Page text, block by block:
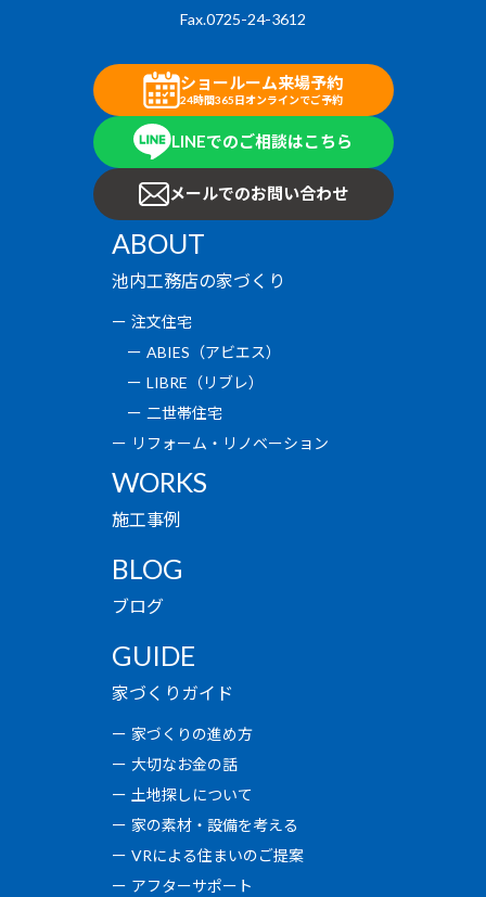
Fax.0725-24-3612
ショールーム来場予約
24時間365日オンラインでご予約
LINEでのご相談はこちら
メールでのお問い合わせ
ABOUT
池内工務店の家づくり
注文住宅
ABIES（アビエス）
LIBRE（リブレ）
二世帯住宅
リフォーム・リノベーション
WORKS
施工事例
BLOG
ブログ
GUIDE
家づくりガイド
家づくりの進め方
大切なお金の話
土地探しについて
家の素材・設備を考える
VRによる住まいのご提案
アフターサポート